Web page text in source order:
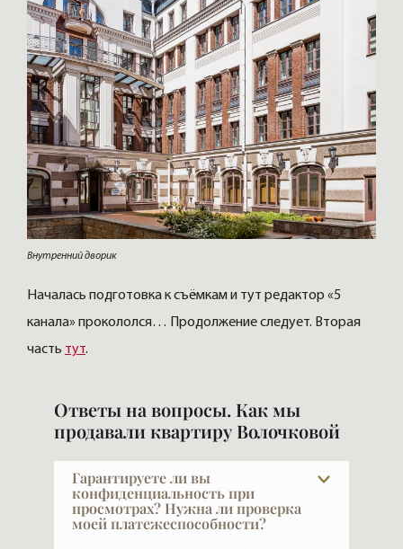
Внутренний дворик
Началась подготовка к съёмкам и тут редактор «5
канала» прокололся… Продолжение следует. Вторая
часть тут.
Ответы на вопросы. Как мы
продавали квартиру Волочковой
Гарантируете ли вы
конфиденциальность при
просмотрах? Нужна ли проверка
моей платежеспособности?